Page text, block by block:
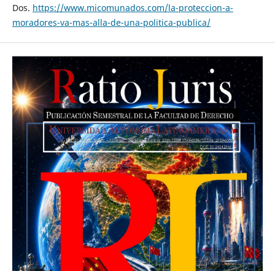
Dos. https://www.micomunados.com/la-proteccion-a-
moradores-va-mas-alla-de-una-politica-publica/